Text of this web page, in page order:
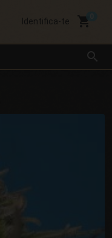
search
Identifica-te local_grocery_store